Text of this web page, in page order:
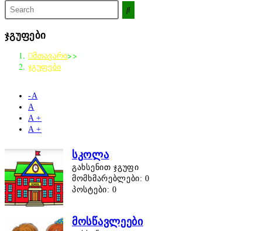
მოძებნეთ
ამ
ჯგუფები
მთავარი>>
ჯგუფები
-А
А
A +
A +
სკოლა
გახსენით ჯგუფი
მომხმარებლები: 0
პოსტები: 0
მოსწავლეები